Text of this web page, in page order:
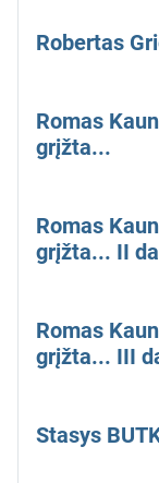
Robertas
Romas
grįžta...
Romas
grįžta... II
Romas
grįžta... III
Stasys